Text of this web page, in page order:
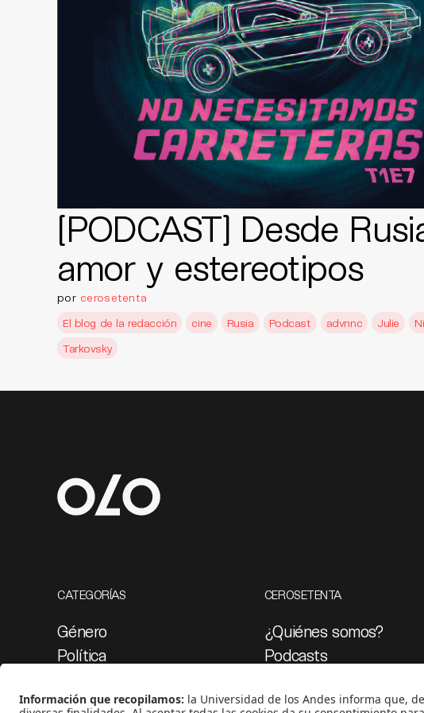
[PODCAST] Desde
amor y estereotipos
por cerosetenta
El blog de la redacción
cine Rusia Podcast advnnc Julie
Tarkovsky
CATEGORÍAS
Género
Política
Medio ambiente
CEROSETENTA
¿Quiénes somos?
Podcasts
Proyectos 070